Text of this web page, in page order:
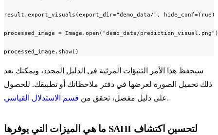
result.export_visuals(export_dir="demo_data/", hide_conf=True)
processed_image = Image.open("demo_data/prediction_visual.png")
processed_image.show()
سيحفظ هذا الأمر التنبؤات المرئية في الدليل المحدد، ويمكنك بعد
ذلك تحميل الصورة لعرضها في دفتر ملاحظاتك أو تطبيقك. للحصول
على دليل مفصل، تحقق من قسم الاستدلال القياسي .
ما هي الميزات التي يوفرها SAHI لتحسين اكتشاف